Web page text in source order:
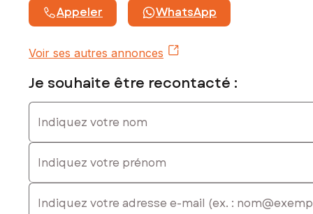
Appeler WhatsApp
Voir ses autres annonces
Je souhaite être recontacté :
Indiquez votre nom
Indiquez votre prénom
E-mail